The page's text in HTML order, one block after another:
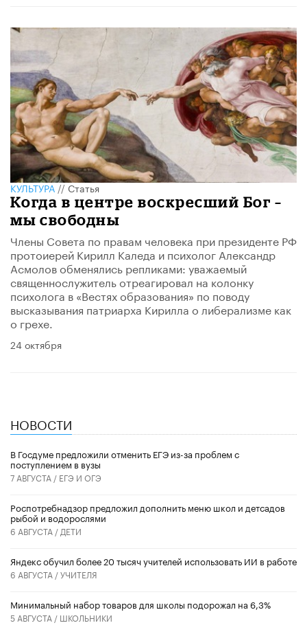
КУЛЬТУРА//Статья
Когда в центре воскресший Бог –
мы свободны
Члены Совета по правам человека при президенте РФ
протоиерей Кирилл Каледа и психолог Александр
Асмолов обменялись репликами: уважаемый
священнослужитель отреагировал на колонку
психолога в «Вестях образования» по поводу
высказывания патриарха Кирилла о либерализме как
о грехе.
24 октября
НОВОСТИ
В Госдуме предложили отменить ЕГЭ из-за проблем с
поступлением в вузы
7 АВГУСТА / ЕГЭ И ОГЭ
Роспотребнадзор предложил дополнить меню школ и детсадов
рыбой и водорослями
6 АВГУСТА / ДЕТИ
​Яндекс обучил более 20 тысяч учителей использовать ИИ в работе
6 АВГУСТА /УЧИТЕЛЯ
Минимальный набор товаров для школы подорожал на 6,3%
5 АВГУСТА / ШКОЛЬНИКИ